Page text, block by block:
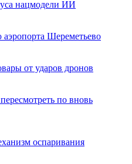
нацмодели ИИ
Шереметьево
от ударов дронов
по вновь
оспаривания